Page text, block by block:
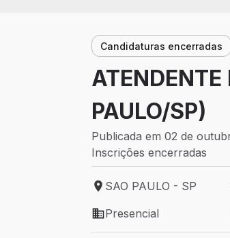
Candidaturas encerradas
PAULO/SP)
Publicada em 02 de
Inscrições encerradas
Local de trabalho: SAO
SAO PAULO - SP
Modelo de trabalho:
Presencial